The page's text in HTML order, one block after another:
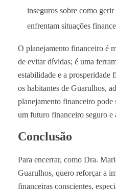
inseguros sobre como
enfrentam situações
O planejamento financeiro é
de evitar dívidas; é uma
estabilidade e a prosperidade
os habitantes de Guarulhos,
planejamento financeiro
um futuro financeiro seguro e
Conclusão
Para encerrar, como Dra.
Guarulhos, quero reforçar a
financeiras conscientes,